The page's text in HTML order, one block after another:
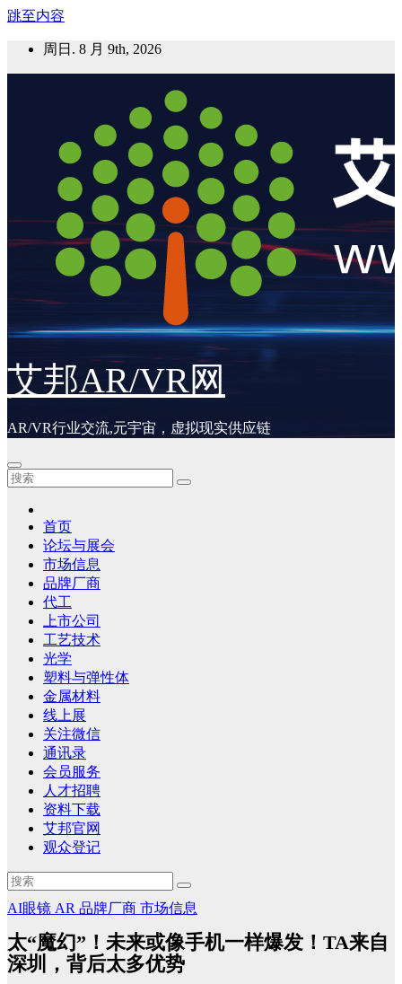
跳至内容
周日. 8 月 9th, 2026
艾邦AR/VR网
AR/VR行业交流,元宇宙，虚拟现实供应链
首页
论坛与展会
市场信息
品牌厂商
代工
上市公司
工艺技术
光学
塑料与弹性体
金属材料
线上展
关注微信
通讯录
会员服务
人才招聘
资料下载
艾邦官网
观众登记
AI眼镜 AR 品牌厂商 市场信息
太“魔幻”！未来或像手机一样爆发！TA来自
深圳，背后太多优势